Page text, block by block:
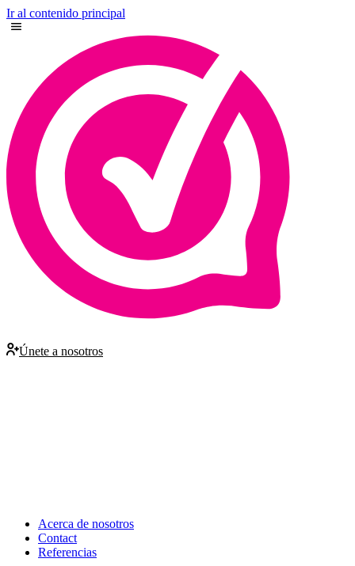
Ir al contenido principal
Únete a nosotros
Acerca de nosotros
Contact
Referencias